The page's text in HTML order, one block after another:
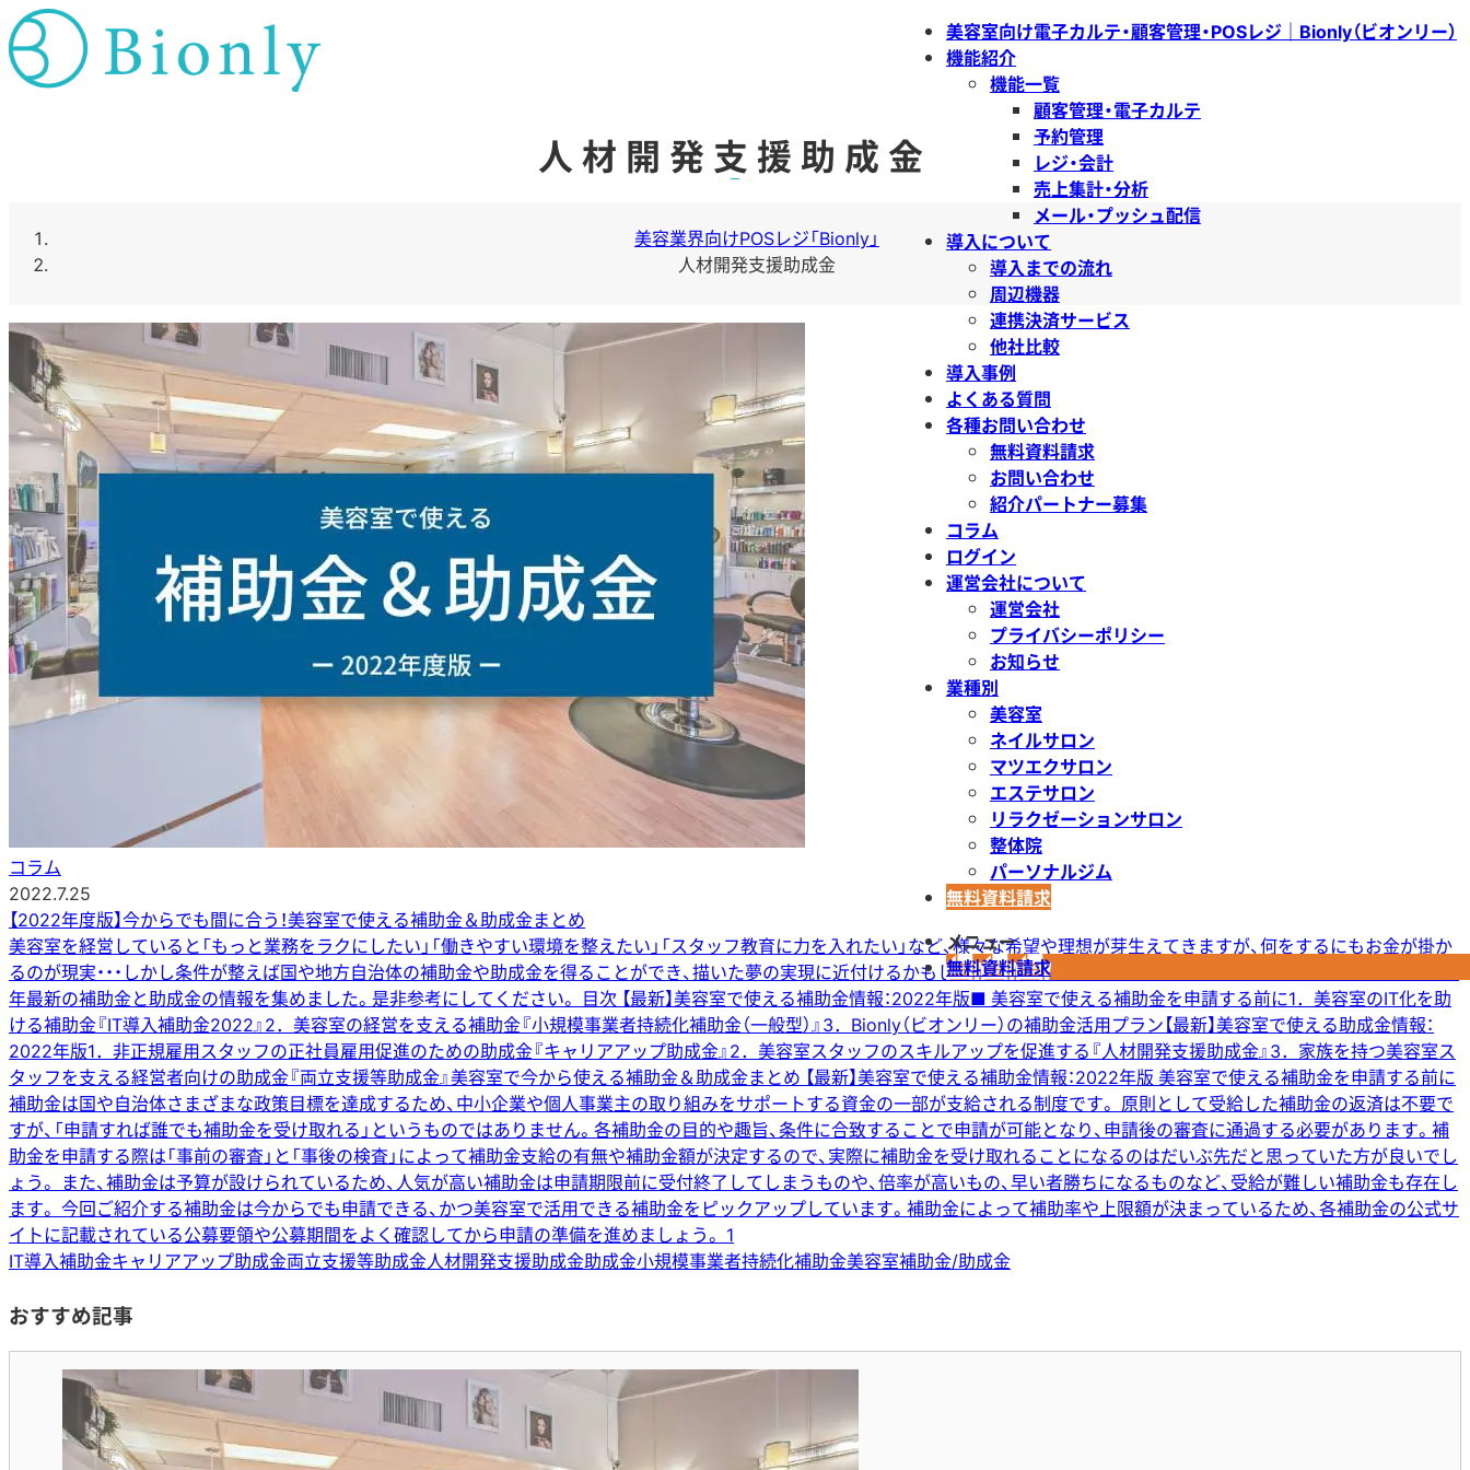
美容室向け電子カルテ・顧客管理・POSレジ｜Bionly（ビオンリー）
機能紹介
機能一覧
顧客管理・電子カルテ
予約管理
レジ・会計
売上集計・分析
メール・プッシュ配信
導入について
導入までの流れ
周辺機器
連携決済サービス
他社比較
導入事例
よくある質問
各種お問い合わせ
無料資料請求
お問い合わせ
紹介パートナー募集
コラム
ログイン
運営会社について
運営会社
プライバシーポリシー
お知らせ
業種別
美容室
ネイルサロン
マツエクサロン
エステサロン
リラクゼーションサロン
整体院
パーソナルジム
無料資料請求
メニュー
無料資料請求
人材開発支援助成金
人材開発支援助成金
コラム
2022.7.25
【2022年度版】今からでも間に合う！美容室で使える補助金＆助成金まとめ
美容室を経営していると「もっと業務をラクにしたい」「働きやすい環境を整えたい」「スタッフ教育に力を入れたい」など、様々な希望や理想が芽生えてきますが、何をするにもお金が掛か
るのが現実・・・しかし条件が整えば国や地方自治体の補助金や助成金を得ることができ、描いた夢の実現に近付けるかもしれません。今回は今からでも間に合う、美容室が対象となる2022
年最新の補助金と助成金の情報を集めました。是非参考にしてください。 目次 【最新】美容室で使える補助金情報：2022年版■ 美容室で使える補助金を申請する前に1．美容室のIT化を助
ける補助金『IT導入補助金2022』2．美容室の経営を支える補助金『小規模事業者持続化補助金（一般型）』3．Bionly（ビオンリー）の補助金活用プラン【最新】美容室で使える助成金情報：
2022年版1．非正規雇用スタッフの正社員雇用促進のための助成金『キャリアアップ助成金』2．美容室スタッフのスキルアップを促進する『人材開発支援助成金』3．家族を持つ美容室ス
タッフを支える経営者向けの助成金『両立支援等助成金』美容室で今から使える補助金＆助成金まとめ 【最新】美容室で使える補助金情報：2022年版 美容室で使える補助金を申請する前に
補助金は国や自治体さまざまな政策目標を達成するため、中小企業や個人事業主の取り組みをサポートする資金の一部が支給される制度です。 原則として受給した補助金の返済は不要で
すが、「申請すれば誰でも補助金を受け取れる」というものではありません。各補助金の目的や趣旨、条件に合致することで申請が可能となり、申請後の審査に通過する必要があります。補
助金を申請する際は「事前の審査」と「事後の検査」によって補助金支給の有無や補助金額が決定するので、実際に補助金を受け取れることになるのはだいぶ先だと思っていた方が良いでし
ょう。 また、補助金は予算が設けられているため、人気が高い補助金は申請期限前に受付終了してしまうものや、倍率が高いもの、早い者勝ちになるものなど、受給が難しい補助金も存在し
ます。 今回ご紹介する補助金は今からでも申請できる、かつ美容室で活用できる補助金をピックアップしています。補助金によって補助率や上限額が決まっているため、各補助金の公式サ
イトに記載されている公募要領や公募期間をよく確認してから申請の準備を進めましょう。 1
IT導入補助金キャリアアップ助成金両立支援等助成金人材開発支援助成金助成金小規模事業者持続化補助金美容室補助金/助成金
おすすめ記事